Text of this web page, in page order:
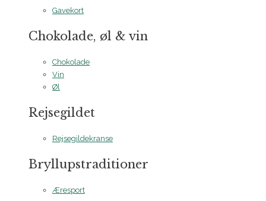
Gavekort
Chokolade, øl & vin
Chokolade
Vin
Øl
Rejsegildet
Rejsegildekranse
Bryllupstraditioner
Æresport